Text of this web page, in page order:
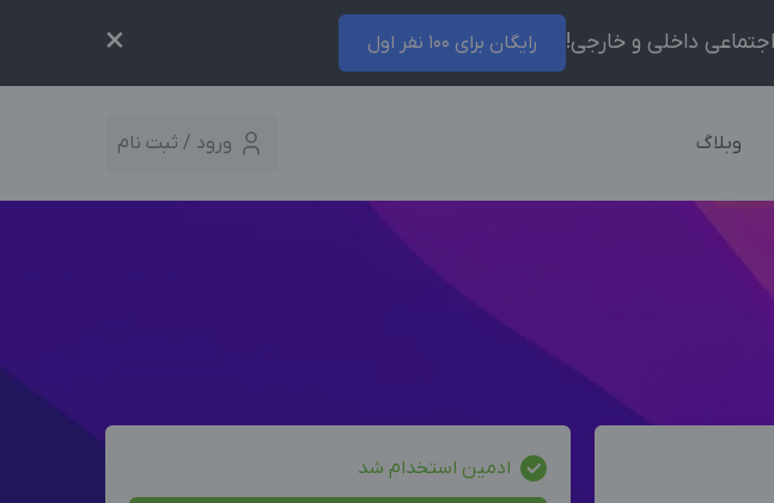
رایگان برای 100 نفر اول ×
وبلاگ ورود / ثبت نام
ادمین استخدام شد